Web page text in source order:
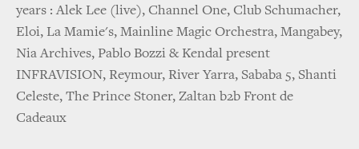
years : Alek Lee (live), Channel One, Club Schumacher,
Eloi, La Mamie's, Mainline Magic Orchestra, Mangabey,
Nia Archives, Pablo Bozzi & Kendal present
INFRAVISION, Reymour, River Yarra, Sababa 5, Shanti
Celeste, The Prince Stoner, Zaltan b2b Front de
Cadeaux